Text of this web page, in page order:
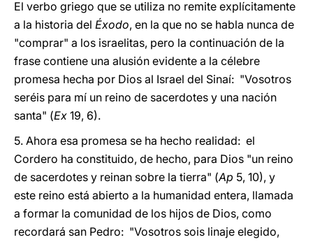
El verbo griego que se utiliza no remite explícitamente
a la historia del Éxodo, en la que no se habla nunca de
"comprar" a los israelitas, pero la continuación de la
frase contiene una alusión evidente a la célebre
promesa hecha por Dios al Israel del Sinaí: "Vosotros
seréis para mí un reino de sacerdotes y una nación
santa" (Ex 19, 6).
5. Ahora esa promesa se ha hecho realidad: el
Cordero ha constituido, de hecho, para Dios "un reino
de sacerdotes y reinan sobre la tierra" (Ap 5, 10), y
este reino está abierto a la humanidad entera, llamada
a formar la comunidad de los hijos de Dios, como
recordará san Pedro: "Vosotros sois linaje elegido,